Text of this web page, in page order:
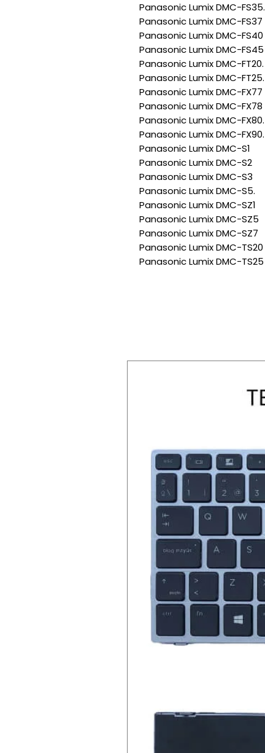
Panasonic Lumix DMC-FS35.
Panasonic Lumix DMC-FS37
Panasonic Lumix DMC-FS40
Panasonic Lumix DMC-FS45
Panasonic Lumix DMC-FT20.
Panasonic Lumix DMC-FT25.
Panasonic Lumix DMC-FX77
Panasonic Lumix DMC-FX78
Panasonic Lumix DMC-FX80.
Panasonic Lumix DMC-FX90.
Panasonic Lumix DMC-S1
Panasonic Lumix DMC-S2
Panasonic Lumix DMC-S3
Panasonic Lumix DMC-S5.
Panasonic Lumix DMC-SZ1
Panasonic Lumix DMC-SZ5
Panasonic Lumix DMC-SZ7
Panasonic Lumix DMC-TS20
Panasonic Lumix DMC-TS25